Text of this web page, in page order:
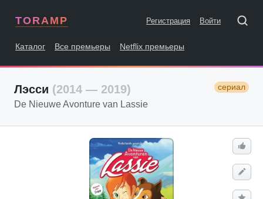
TORAMP Регистрация Войти
Каталог Все премьеры Netflix премьеры
Лэсси (2014 — 2019) сериал
De Nieuwe Avonture van Lassie